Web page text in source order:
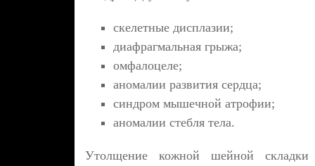
скелетные дисплазии;
диафрагмальная грыжа;
омфалоцеле;
аномалии развития сердца;
синдром мышечной атрофии;
аномалии стебля тела.
Утолщение кожной шейной складки